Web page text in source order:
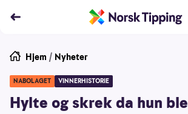
Hjem / Nyheter
NABOLAGET VINNERHISTORIE
Hylte og skrek da hun ble